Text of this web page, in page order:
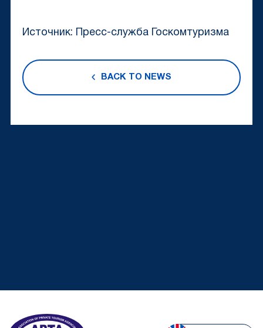
Источник: Пресс-служба Госкомтуризма
BACK TO NEWS